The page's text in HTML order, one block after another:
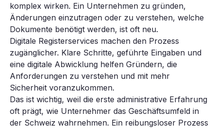
komplex wirken. Ein Unternehmen zu gründen,
Änderungen einzutragen oder zu verstehen, welche
Dokumente benötigt werden, ist oft neu.
Digitale Registerservices machen den Prozess
zugänglicher. Klare Schritte, geführte Eingaben und
eine digitale Abwicklung helfen Gründern, die
Anforderungen zu verstehen und mit mehr
Sicherheit voranzukommen.
Das ist wichtig, weil die erste administrative Erfahrung
oft prägt, wie Unternehmer das Geschäftsumfeld in
der Schweiz wahrnehmen. Ein reibungsloser Prozess